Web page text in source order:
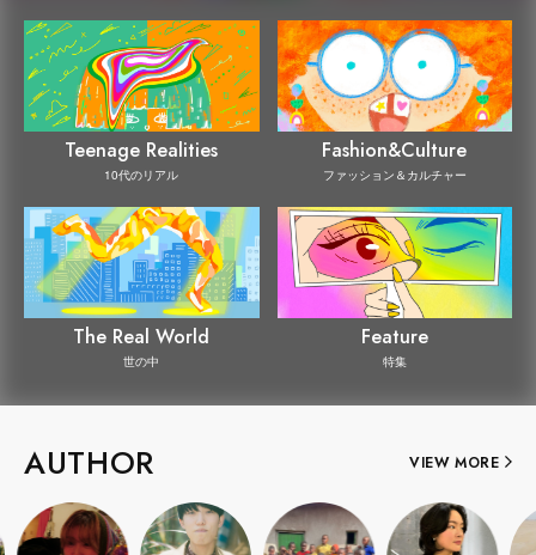
Teenage Realities
10代のリアル
Fashion&Culture
ファッション＆カルチャー
The Real World
世の中
Feature
特集
AUTHOR VIEW MORE